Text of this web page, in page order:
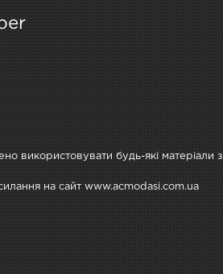
використовувати будь-які матеріали з
на сайт www.acmodasi.com.ua